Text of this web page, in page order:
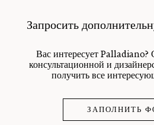
Запросить
Вас интересует Palladiano?
консультационной и
получить все
ЗАПОЛНИТЬ